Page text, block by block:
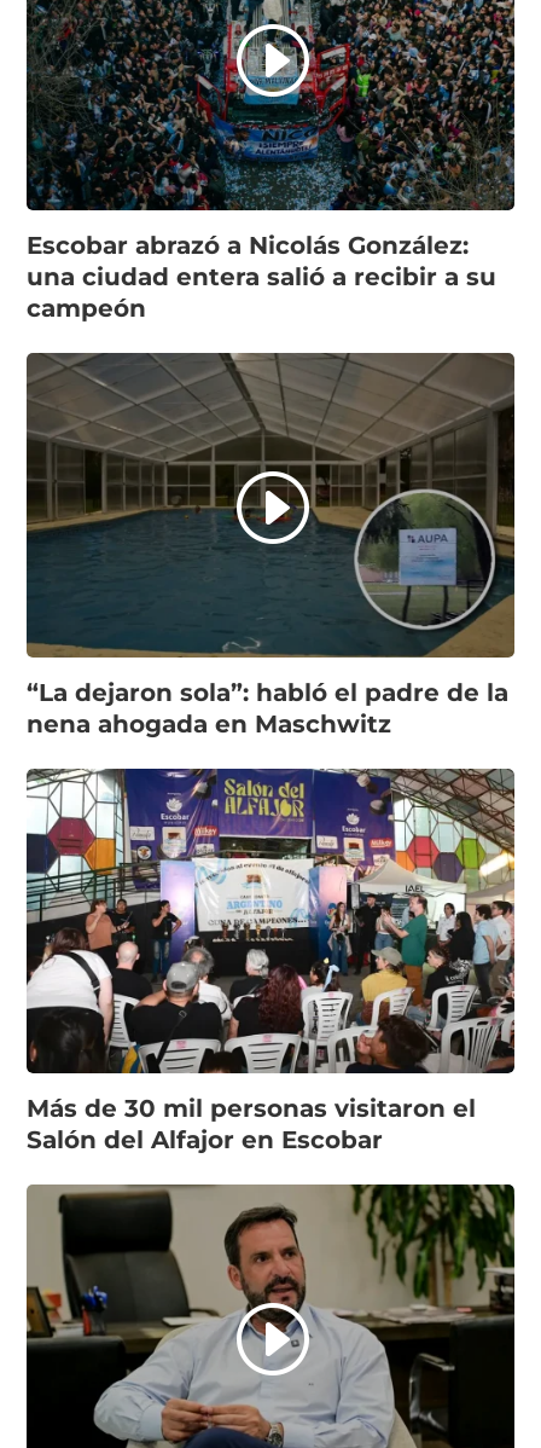
Escobar abrazó a Nicolás González:
una ciudad entera salió a recibir a su
campeón
“La dejaron sola”: habló el padre de la
nena ahogada en Maschwitz
Más de 30 mil personas visitaron el
Salón del Alfajor en Escobar